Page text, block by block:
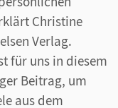
Christine
Verlag.
für uns in diesem
Beitrag, um
aus dem